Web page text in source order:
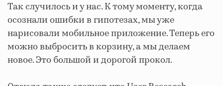
Так случилось и у нас. К тому моменту, когда
осознали ошибки в гипотезах, мы уже
нарисовали мобильное приложение. Теперь его
можно выбросить в корзину, а мы делаем
новое. Это большой и дорогой прокол.